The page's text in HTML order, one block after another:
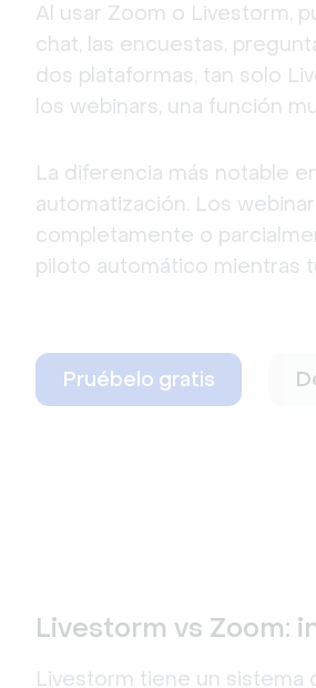
Al usar Zoom o Livestorm,
chat, las encuestas,
dos plataformas, tan solo
los webinars, una función
La diferencia más notable
automatización. Los
completamente o
piloto automático mientras
Pruébelo gratis
Livestorm vs Zoom:
Livestorm tiene un sistema